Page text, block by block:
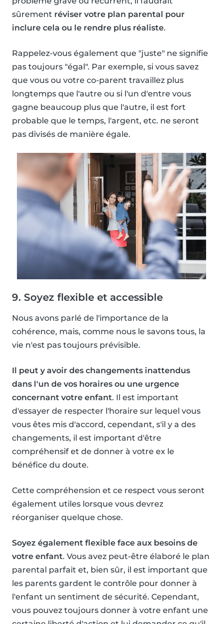
sûrement réviser votre plan parental pour
inclure cela ou le rendre plus réaliste.
Rappelez-vous également que "juste" ne signifie
pas toujours "égal". Par exemple, si vous savez
que vous ou votre co-parent travaillez plus
longtemps que l'autre ou si l'un d'entre vous
gagne beaucoup plus que l'autre, il est fort
probable que le temps, l'argent, etc. ne seront
pas divisés de manière égale.
9. Soyez flexible et accessible
Nous avons parlé de l'importance de la
cohérence, mais, comme nous le savons tous, la
vie n'est pas toujours prévisible.
Il peut y avoir des changements inattendus
dans l'un de vos horaires ou une urgence
concernant votre enfant. Il est important
d'essayer de respecter l'horaire sur lequel vous
vous êtes mis d'accord, cependant, s'il y a des
changements, il est important d'être
compréhensif et de donner à votre ex le
bénéfice du doute.
Cette compréhension et ce respect vous seront
également utiles lorsque vous devrez
réorganiser quelque chose.
Soyez également flexible face aux besoins de
votre enfant. Vous avez peut-être élaboré le plan
parental parfait et, bien sûr, il est important que
les parents gardent le contrôle pour donner à
l'enfant un sentiment de sécurité. Cependant,
vous pouvez toujours donner à votre enfant une